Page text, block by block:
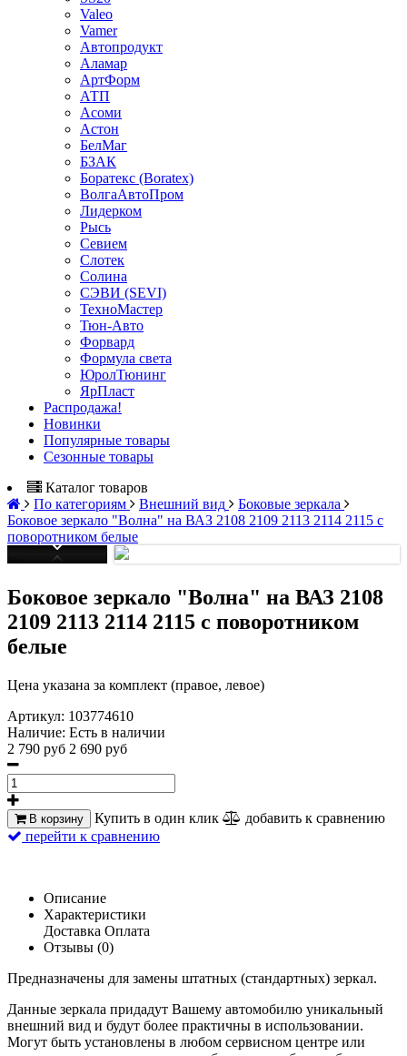
Valeo
Vamer
Автопродукт
Аламар
АртФорм
АТП
Асоми
Астон
БелМаг
БЗАК
Боратекс (Boratex)
ВолгаАвтоПром
Лидерком
Рысь
Севием
Слотек
Солина
СЭВИ (SEVI)
ТехноМастер
Тюн-Авто
Форвард
Формула света
ЮролТюнинг
ЯрПласт
Распродажа!
Новинки
Популярные товары
Сезонные товары
Каталог товаров
По категориям
Внешний вид
Боковые зеркала
Боковое зеркало "Волна" на ВАЗ 2108 2109 2113 2114 2115 с
поворотником белые
Боковое зеркало "Волна" на ВАЗ 2108
2109 2113 2114 2115 с поворотником
белые
Цена указана за комплект (правое, левое)
Артикул: 103774610
Наличие: Есть в наличии
2 790 руб 2 690 руб
В корзину Купить в один клик
добавить к сравнению
перейти к сравнению
Описание
Характеристики
Доставка Оплата
Отзывы (0)
Предназначены для замены штатных (стандартных) зеркал.
Данные зеркала придадут Вашему автомобилю уникальный
внешний вид и будут более практичны в использовании.
Могут быть установлены в любом сервисном центре или